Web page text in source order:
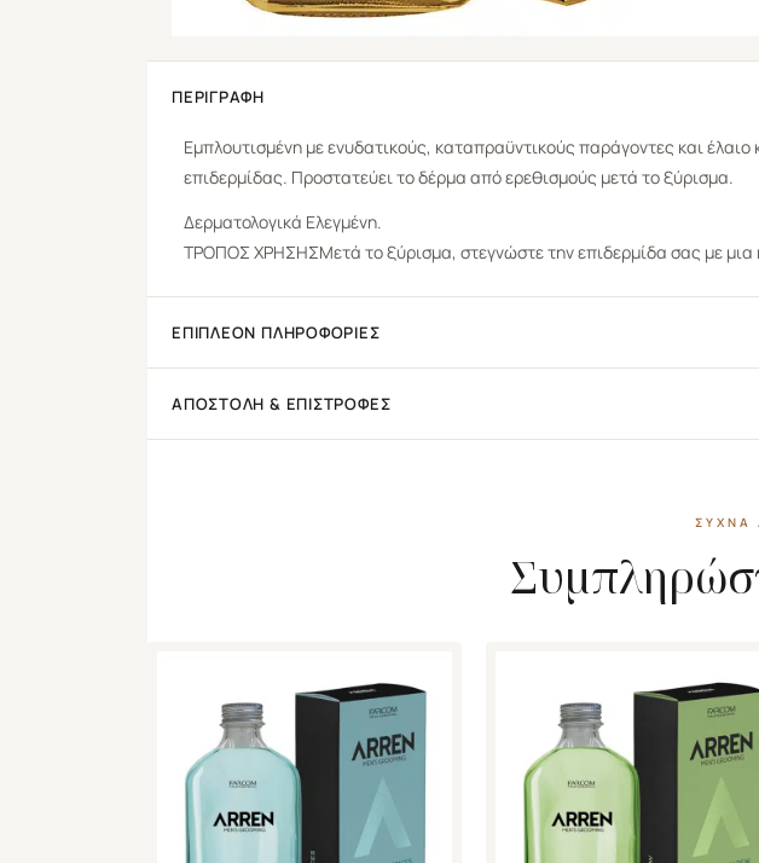
ΠΕΡΙΓΡΑΦΉ
Εμπλουτισμένη με ενυδατικούς, καταπραϋντικούς παράγοντες και
επιδερμίδας. Προστατεύει το δέρμα από ερεθισμούς μετά το ξύρισμα.
Δερματολογικά Ελεγμένη.
ΤΡΟΠΟΣ ΧΡΗΣΗΣΜετά το ξύρισμα, στεγνώστε την επιδερμίδα σας με
ΕΠΙΠΛΈΟΝ ΠΛΗΡΟΦΟΡΊΕΣ
ΑΠΟΣΤΟΛΉ & ΕΠΙΣΤΡΟΦΈΣ
ΣΥΧΝΆ